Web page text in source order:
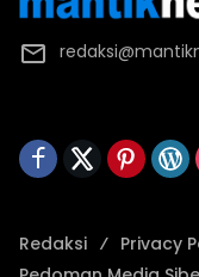
Redaksi Privacy